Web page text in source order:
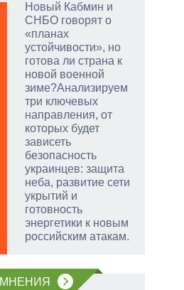
Новый Кабмин и
СНБО говорят о
«планах
устойчивости», но
готова ли страна к
новой военной
зиме?Анализируем
три ключевых
направления, от
которых будет
зависеть
безопасность
украинцев: защита
неба, развитие сети
укрытий и
готовность
энергетики к новым
российским атакам.
МНЕНИЯ